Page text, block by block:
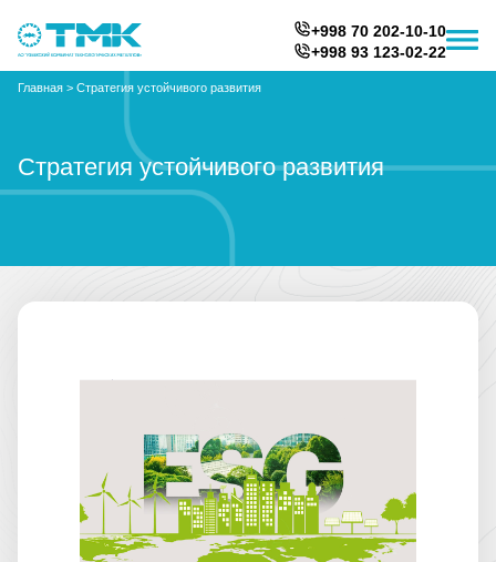
+998 70 202-10-10
+998 93 123-02-22
Главная > Стратегия устойчивого развития
Стратегия устойчивого развития